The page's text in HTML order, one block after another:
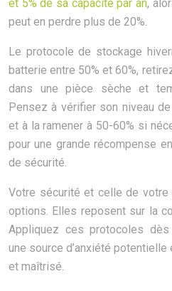
et 5% de sa capacité par an,
peut en perdre plus de 20%.
Le protocole de stockage
batterie entre 50% et 60%,
dans une pièce sèche et
Pensez à vérifier son niveau
et à la ramener à 50-60% si
pour une grande récompense
de sécurité.
Votre sécurité et celle de
options. Elles reposent sur la
Appliquez ces protocoles dès
une source d’anxiété
et maîtrisé.